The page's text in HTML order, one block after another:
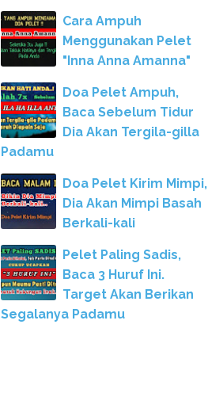
Cara Ampuh
Menggunakan Pelet
"Inna Anna Amanna"
Doa Pelet Ampuh,
Baca Sebelum Tidur
Dia Akan Tergila-gilla
Padamu
Doa Pelet Kirim Mimpi,
Dia Akan Mimpi Basah
Berkali-kali
Pelet Paling Sadis,
Baca 3 Huruf Ini.
Target Akan Berikan
Segalanya Padamu